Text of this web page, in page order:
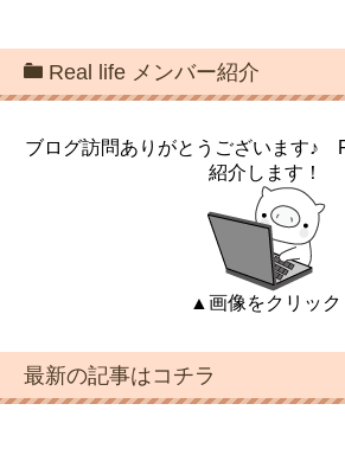
Real life メンバー紹介
ブログ訪問ありがとうございます♪
紹介します！
▲画像をクリック
最新の記事はコチラ